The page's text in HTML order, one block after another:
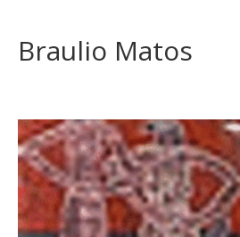
Braulio Matos